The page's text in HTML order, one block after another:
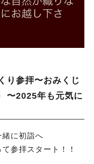
り参拝〜おみくじ
〜2025年も元気に
に初詣へ
参拝スタート！！